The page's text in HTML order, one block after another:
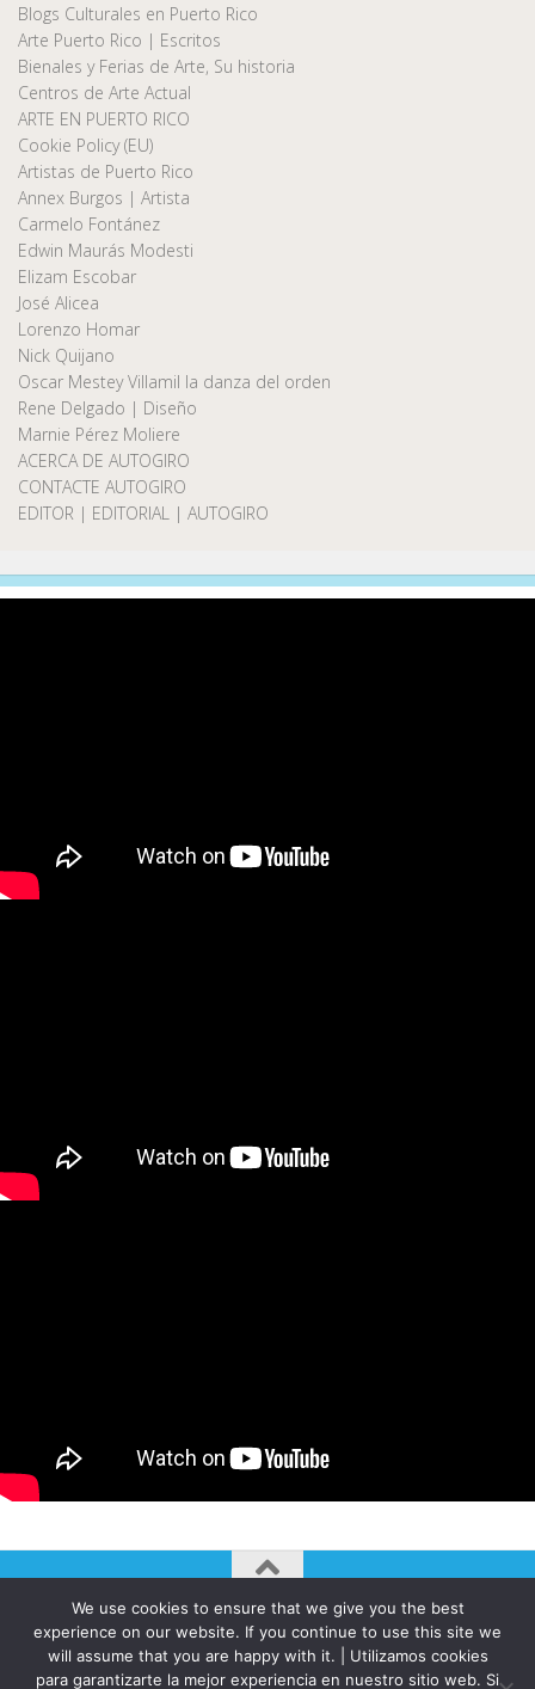
Blogs Culturales en Puerto Rico
Arte Puerto Rico | Escritos
Bienales y Ferias de Arte, Su historia
Centros de Arte Actual
ARTE EN PUERTO RICO
Cookie Policy (EU)
Artistas de Puerto Rico
Annex Burgos | Artista
Carmelo Fontánez
Edwin Maurás Modesti
Elizam Escobar
José Alicea
Lorenzo Homar
Nick Quijano
Oscar Mestey Villamil la danza del orden
Rene Delgado | Diseño
Marnie Pérez Moliere
ACERCA DE AUTOGIRO
CONTACTE AUTOGIRO
EDITOR | EDITORIAL | AUTOGIRO
AUTOGIRO/el giro del arte actual © JAVIER MARTINEZ 2026. All
Rights Reserved.
Funciona con - Diseñado con elTema Hueman
We use cookies to ensure that we give you the best
experience on our website. If you continue to use this site we
will assume that you are happy with it. | Utilizamos cookies
para garantizarte la mejor experiencia en nuestro sitio web. Si